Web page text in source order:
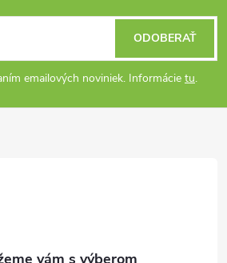
emailových noviniek. Informácie tu.
ODOBERAŤ